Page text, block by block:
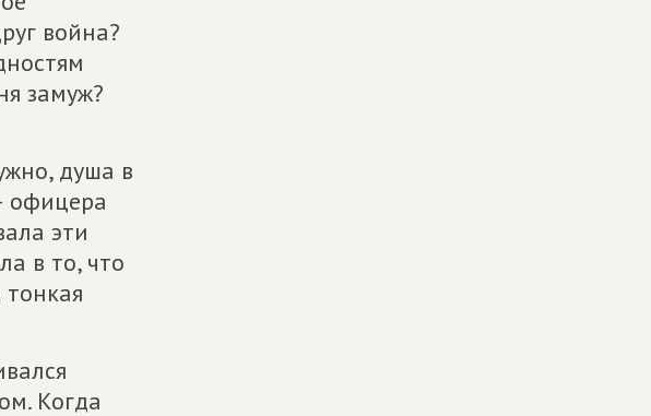
война?
замуж?
душа в
офицера
эти
в то, что
Когда